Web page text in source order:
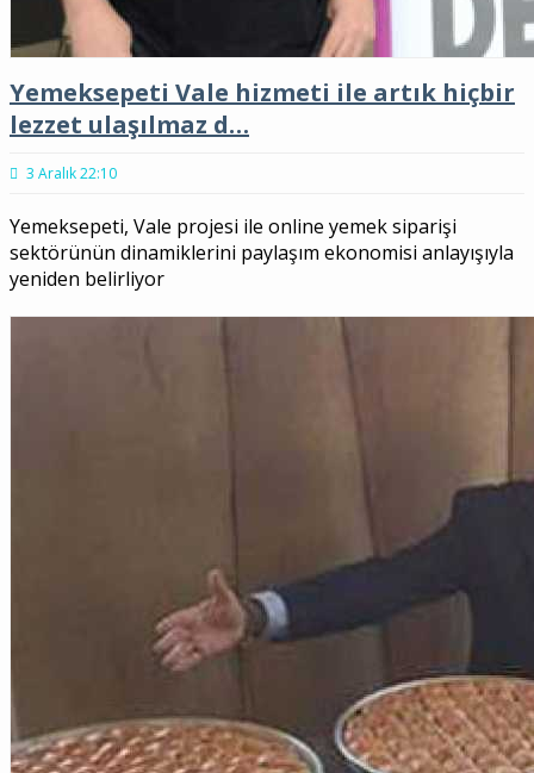
Yemeksepeti Vale hizmeti ile artık hiçbir
lezzet ulaşılmaz d…
3 Aralık 22:10
Yemeksepeti, Vale projesi ile online yemek siparişi
sektörünün dinamiklerini paylaşım ekonomisi anlayışıyla
yeniden belirliyor